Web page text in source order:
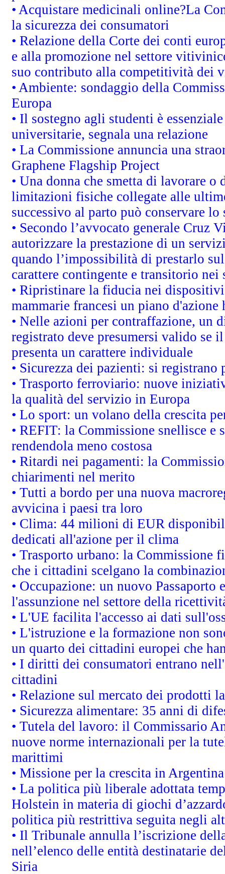
• Acquistare medicinali online?La
la sicurezza dei consumatori
• Relazione della Corte dei conti
e alla promozione nel settore
suo contributo alla competitività dei
• Ambiente: sondaggio della
Europa
• Il sostegno agli studenti è
universitarie, segnala una relazione
• La Commissione annuncia una
Graphene Flagship Project
• Una donna che smetta di lavorare
limitazioni fisiche collegate alle
successivo al parto può conservare
• Secondo l’avvocato generale Cruz
autorizzare la prestazione di un
quando l’impossibilità di prestarlo
carattere contingente e transitorio
• Ripristinare la fiducia nei
mammarie francesi un piano
• Nelle azioni per contraffazione, un
registrato deve presumersi valido se
presenta un carattere individuale
• Sicurezza dei pazienti: si
• Trasporto ferroviario: nuove
la qualità del servizio in Europa
• Lo sport: un volano della crescita
• REFIT: la Commissione snellisce
rendendola meno costosa
• Ritardi nei pagamenti: la
chiarimenti nel merito
• Tutti a bordo per una nuova
avvicina i paesi tra loro
• Clima: 44 milioni di EUR
dedicati all'azione per il clima
• Trasporto urbano: la Commissione
che i cittadini scelgano la
• Occupazione: un nuovo Passaporto
l'assunzione nel settore della
• L'UE facilita l'accesso ai dati
• L'istruzione e la formazione non
un quarto dei cittadini europei che
• I diritti dei consumatori entrano
cittadini
• Relazione sul mercato dei prodotti
• Sicurezza alimentare: 35 anni di
• Tutela del lavoro: il Commissario
nuove norme internazionali per la
marittimi
• Missione per la crescita in
• La politica più liberale adottata
Holstein in materia di giochi
politica più restrittiva seguita negli
• Il Tribunale annulla l’iscrizione
nell’elenco delle entità destinatarie
Siria